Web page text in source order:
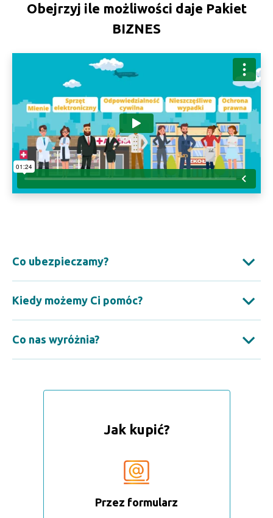
Obejrzyj ile możliwości daje Pakiet
BIZNES
Co ubezpieczamy?
Kiedy możemy Ci pomóc?
Co nas wyróżnia?
Jak kupić?
Przez formularz